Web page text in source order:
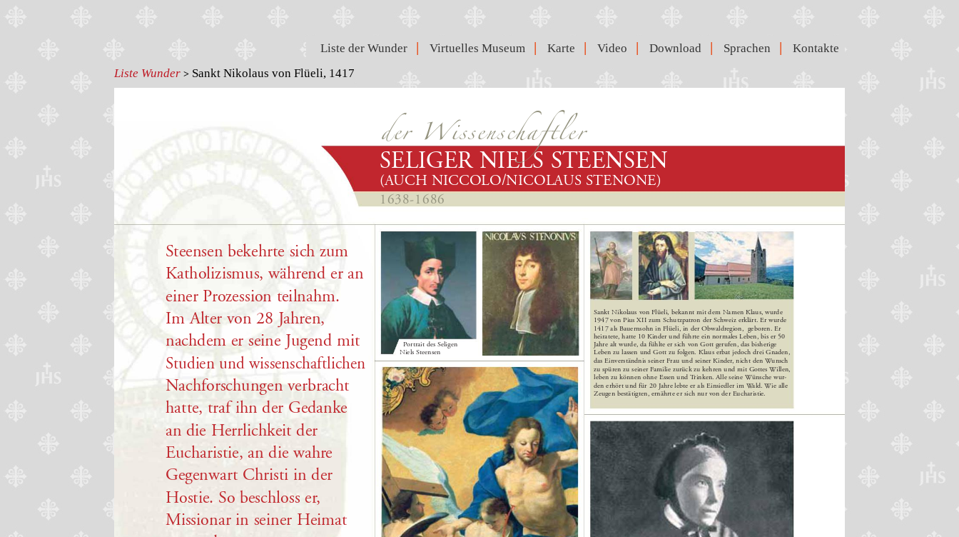
Liste Wunder > Sankt Nikolaus von Flüeli, 1417
Liste der Wunder | Virtuelles Museum | Karte | Video | Download | Sprachen | Kontakte